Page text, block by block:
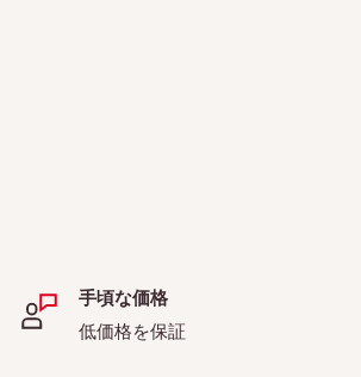
手頃な価格
低価格を保証